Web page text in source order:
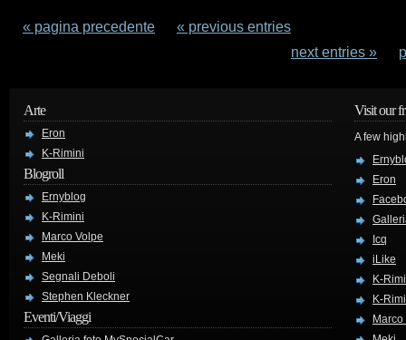
« pagina precedente
« previous entries
next entries »
Arte
Eron
K-Rimini
Blogroll
Ernyblog
K-Rimini
Marco Volpe
Meki
Segnali Deboli
Stephen Kleckner
Eventi/Viaggi
Visit our
A few
Eron
Icq
iLike
K-
K-